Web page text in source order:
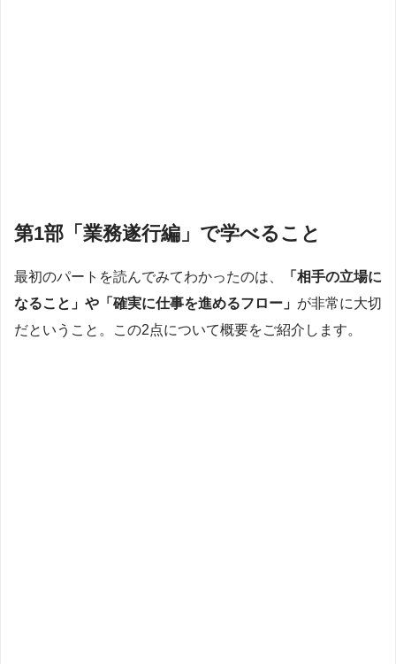
第1部「業務遂行編」で学べること
最初のパートを読んでみてわかったのは、
「相手の立場に
なること」や「確実に仕事を進めるフロー」 が非常に大切
だということ。この2点について概要をご紹介します。